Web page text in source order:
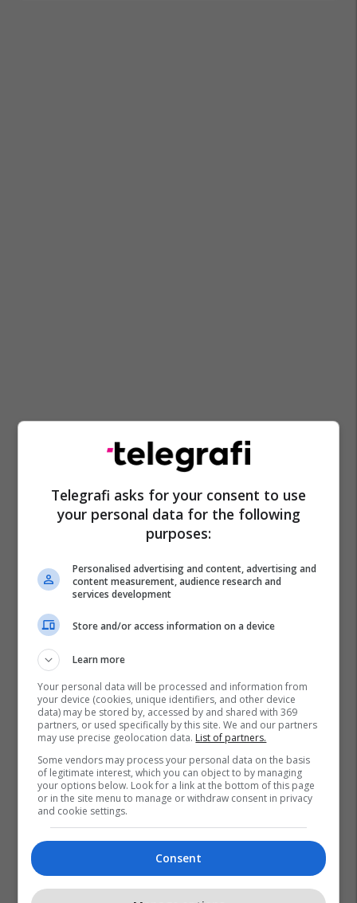
Telegrafi asks for your consent to use
your personal data for the following
purposes:
Personalised advertising and content, advertising and
content measurement, audience research and
services development
Store and/or access information on a device
Learn more
Your personal data will be processed and information from
your device (cookies, unique identifiers, and other device
data) may be stored by, accessed by and shared with 369
partners, or used specifically by this site. We and our partners
may use precise geolocation data. List of partners.
Some vendors may process your personal data on the basis
of legitimate interest, which you can object to by managing
your options below. Look for a link at the bottom of this page
or in the site menu to manage or withdraw consent in privacy
and cookie settings.
Consent